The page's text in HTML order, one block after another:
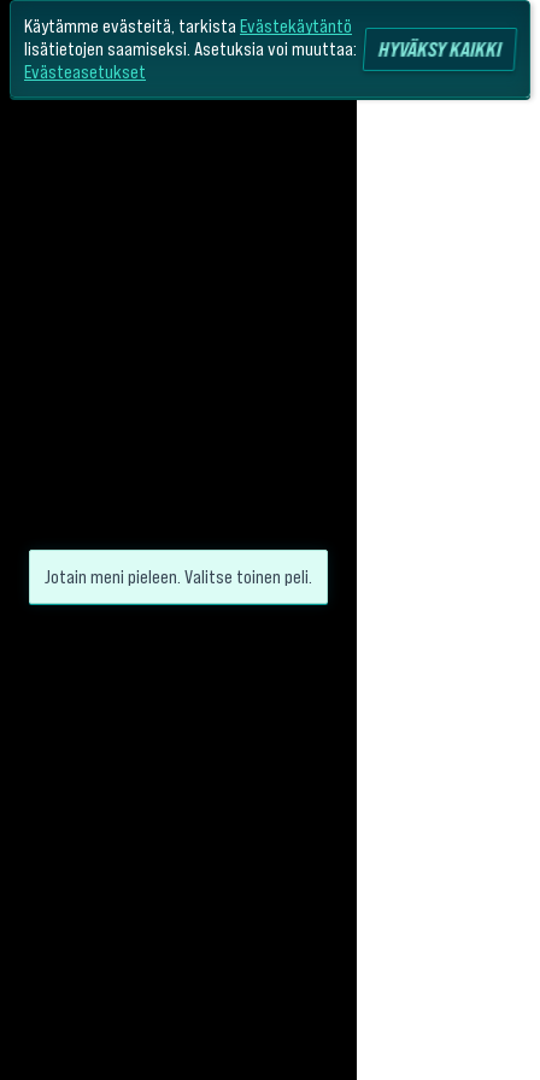
Jotain meni pieleen. Valitse toinen peli.
Käytämme evästeitä, tarkista Evästekäytäntö
lisätietojen saamiseksi. Asetuksia voi muuttaa:
Evästeasetukset
HYVÄKSY KAIKKI